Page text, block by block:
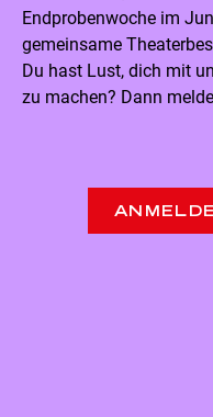
Endprobenwoche im
gemeinsame
Du hast Lust, dich mit
zu machen? Dann